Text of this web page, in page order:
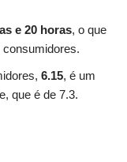
e 20 horas, o que
consumidores.
6.15, é um
que é de 7.3.